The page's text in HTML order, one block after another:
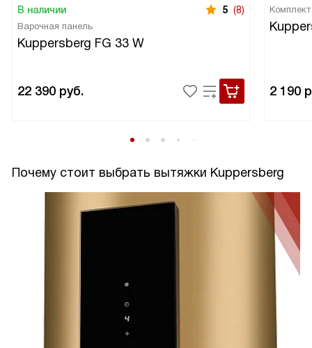
В наличии 5 (8)
Варочная панель
Kuppersberg FG 33 W
22 390 руб. 2 190
Почему стоит выбрать вытяжки Kuppersberg